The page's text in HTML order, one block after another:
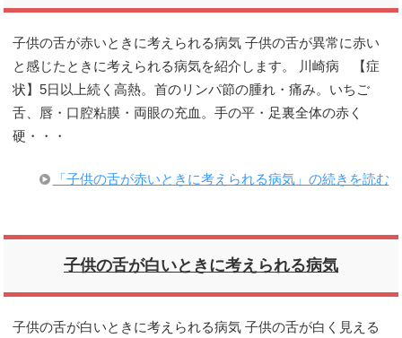
子供の舌が赤いときに考えられる病気 子供の舌が異常に赤い
と感じたときに考えられる病気を紹介します。 川崎病 【症
状】5日以上続く高熱。首のリンパ節の腫れ・痛み。いちご
舌、唇・口腔粘膜・両眼の充血。手の平・足裏全体の赤く
硬・・・
「子供の舌が赤いときに考えられる病気」の続きを読む
子供の舌が白いときに考えられる病気
子供の舌が白いときに考えられる病気 子供の舌が白く見える